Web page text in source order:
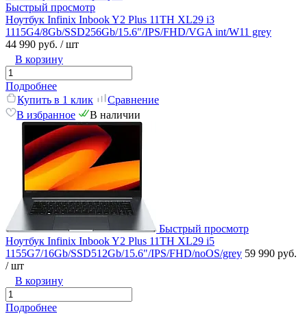
Быстрый просмотр
Ноутбук Infinix Inbook Y2 Plus 11TH XL29 i3
1115G4/8Gb/SSD256Gb/15.6"/IPS/FHD/VGA int/W11 grey
44 990 руб. / шт
В корзину
Подробнее
Купить в 1 клик
Сравнение
В избранное
В наличии
Быстрый просмотр
Ноутбук Infinix Inbook Y2 Plus 11TH XL29 i5
1155G7/16Gb/SSD512Gb/15.6"/IPS/FHD/noOS/grey 59 990 руб.
/ шт
В корзину
Подробнее